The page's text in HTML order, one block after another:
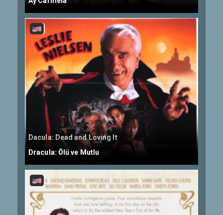
Dacula: Dead and Loving It
Dracula: Ölü ve Mutlu